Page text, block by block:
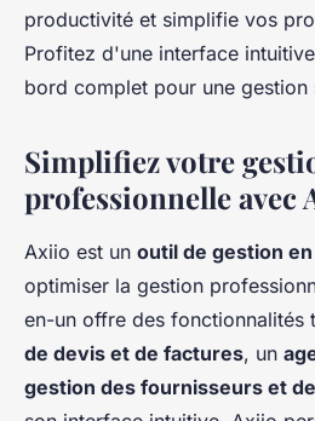
productivité et simplifie vos
Profitez d'une interface
bord complet pour une
Simplifiez votre
professionnelle avec
Axiio est un outil de gestion
optimiser la gestion
en-un offre des fonctionnalités
de devis et de factures, un
gestion des fournisseurs et